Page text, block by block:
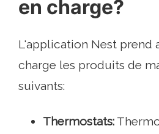
en charge?
L'application Nest prend
charge les produits de
suivants:
Thermostats: